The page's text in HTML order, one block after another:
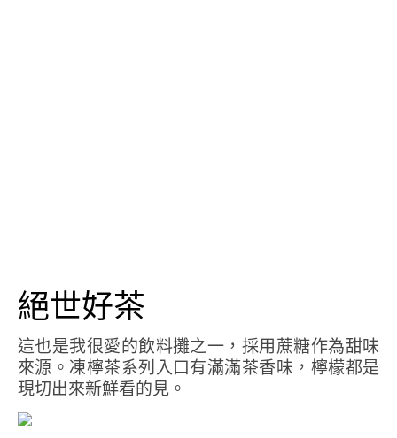
絕世好茶
這也是我很愛的飲料攤之一，採用蔗糖作為甜味
來源。凍檸茶系列入口有滿滿茶香味，檸檬都是
現切出來新鮮看的見。